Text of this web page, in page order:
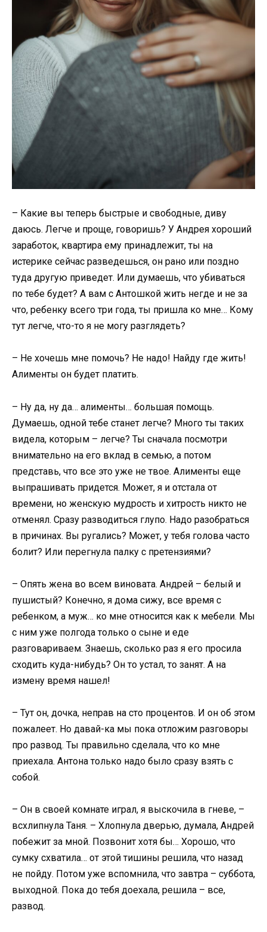
– Какие вы теперь быстрые и свободные, диву
даюсь. Легче и проще, говоришь? У Андрея хороший
заработок, квартира ему принадлежит, ты на
истерике сейчас разведешься, он рано или поздно
туда другую приведет. Или думаешь, что убиваться
по тебе будет? А вам с Антошкой жить негде и не за
что, ребенку всего три года, ты пришла ко мне… Кому
тут легче, что-то я не могу разглядеть?
– Не хочешь мне помочь? Не надо! Найду где жить!
Алименты он будет платить.
– Ну да, ну да… алименты… большая помощь.
Думаешь, одной тебе станет легче? Много ты таких
видела, которым – легче? Ты сначала посмотри
внимательно на его вклад в семью, а потом
представь, что все это уже не твое. Алименты еще
выпрашивать придется. Может, я и отстала от
времени, но женскую мудрость и хитрость никто не
отменял. Сразу разводиться глупо. Надо разобраться
в причинах. Вы ругались? Может, у тебя голова часто
болит? Или перегнула палку с претензиями?
– Опять жена во всем виновата. Андрей – белый и
пушистый? Конечно, я дома сижу, все время с
ребенком, а муж… ко мне относится как к мебели. Мы
с ним уже полгода только о сыне и еде
разговариваем. Знаешь, сколько раз я его просила
сходить куда-нибудь? Он то устал, то занят. А на
измену время нашел!
– Тут он, дочка, неправ на сто процентов. И он об этом
пожалеет. Но давай-ка мы пока отложим разговоры
про развод. Ты правильно сделала, что ко мне
приехала. Антона только надо было сразу взять с
собой.
– Он в своей комнате играл, я выскочила в гневе, –
всхлипнула Таня. – Хлопнула дверью, думала, Андрей
побежит за мной. Позвонит хотя бы… Хорошо, что
сумку схватила… от этой тишины решила, что назад
не пойду. Потом уже вспомнила, что завтра – суббота,
выходной. Пока до тебя доехала, решила – все,
развод.